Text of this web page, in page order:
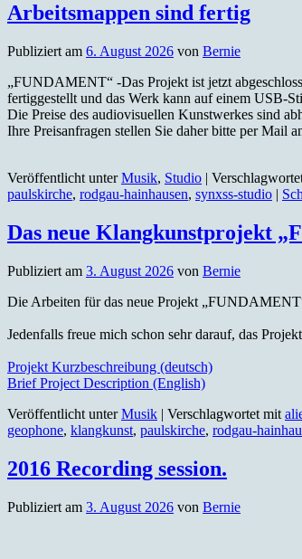
Arbeitsmappen sind fertig
Publiziert am 6. August 2026 von Bernie
„FUNDAMENT“ -Das Projekt ist jetzt
fertiggestellt und das Werk kann auf einem USB-
Die Preise des audiovisuellen Kunstwerkes sind
Ihre Preisanfragen stellen Sie daher bitte per Mail
Veröffentlicht unter Musik, Studio |
paulskirche, rodgau-hainhausen, synxss-studio |
Das neue Klangkunstprojekt
Publiziert am 3. August 2026 von Bernie
Die Arbeiten für das neue Projekt
Jedenfalls freue mich schon sehr darauf, das
Projekt Kurzbeschreibung (deutsch)
Brief Project Description (English)
Veröffentlicht unter Musik | Verschlagwortet mit
geophone, klangkunst, paulskirche, rodgau-
2016 Recording session.
Publiziert am 3. August 2026 von Bernie